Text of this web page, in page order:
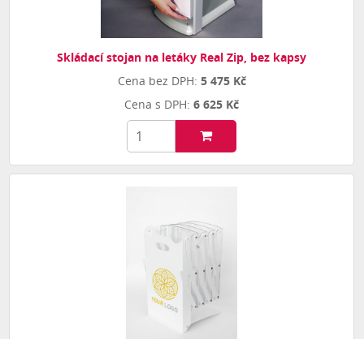
Skládací stojan na letáky Real Zip, bez kapsy
5 475 Kč
6 625 Kč